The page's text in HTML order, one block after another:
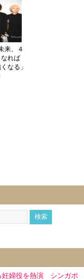
来、４
れば
なる」
妊婦役を熱演 シンガポ